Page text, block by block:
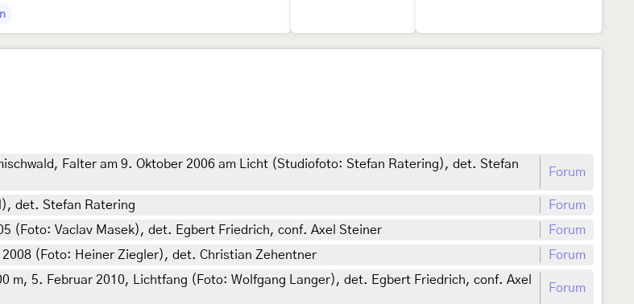
Falter am 9. Oktober 2006 am Licht (Studiofoto: Stefan Ratering), det. Stefan
Forum
det. Stefan Ratering
Forum
(Foto: Vaclav Masek), det. Egbert Friedrich, conf. Axel Steiner
Forum
(Foto: Heiner Ziegler), det. Christian Zehentner
Forum
m, 5. Februar 2010, Lichtfang (Foto: Wolfgang Langer), det. Egbert Friedrich, conf. Axel
Forum